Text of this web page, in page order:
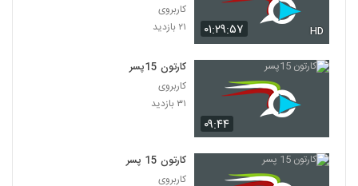
۰۱:۲۹:۵۷ HD
کاربروی
۲۱ بازدید
۰۹:۴۴
کارتون 15پسر
کاربروی
۳۱ بازدید
کارتون 15 پسر
کاربروی